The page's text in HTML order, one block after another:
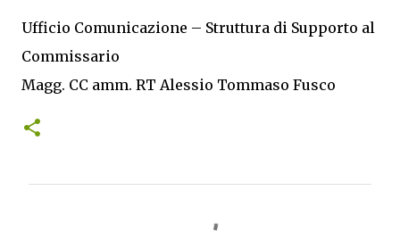
Ufficio Comunicazione – Struttura di Supporto al
Commissario
Magg. CC amm. RT Alessio Tommaso Fusco